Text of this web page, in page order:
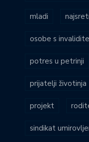
mladi
osobe s
potres u petrinji
prijatelji životinja
projekt
sindikat